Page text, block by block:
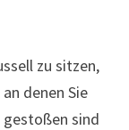
zu sitzen,
denen Sie
sind